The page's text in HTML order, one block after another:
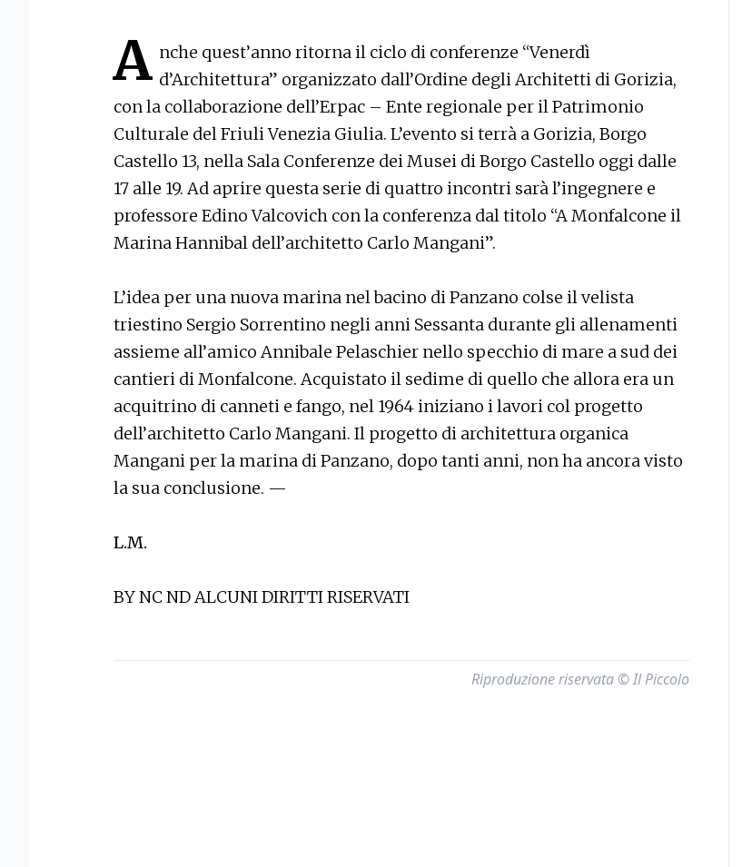
A nche quest’anno ritorna il ciclo di conferenze “Venerdì
d’Architettura” organizzato dall’Ordine degli Architetti di Gorizia,
con la collaborazione dell’Erpac – Ente regionale per il Patrimonio
Culturale del Friuli Venezia Giulia. L’evento si terrà a Gorizia, Borgo
Castello 13, nella Sala Conferenze dei Musei di Borgo Castello oggi dalle
17 alle 19. Ad aprire questa serie di quattro incontri sarà l’ingegnere e
professore Edino Valcovich con la conferenza dal titolo “A Monfalcone il
Marina Hannibal dell’architetto Carlo Mangani”.
L’idea per una nuova marina nel bacino di Panzano colse il velista
triestino Sergio Sorrentino negli anni Sessanta durante gli allenamenti
assieme all’amico Annibale Pelaschier nello specchio di mare a sud dei
cantieri di Monfalcone. Acquistato il sedime di quello che allora era un
acquitrino di canneti e fango, nel 1964 iniziano i lavori col progetto
dell’architetto Carlo Mangani. Il progetto di architettura organica
Mangani per la marina di Panzano, dopo tanti anni, non ha ancora visto
la sua conclusione. —
L.M.
BY NC ND ALCUNI DIRITTI RISERVATI
Riproduzione riservata © Il Piccolo